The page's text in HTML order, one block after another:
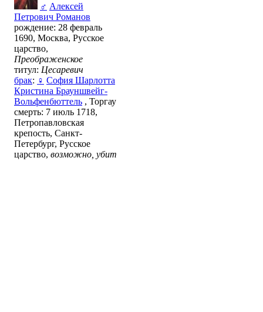
♂ Алексей
Петрович Романов
рождение: 28 февраль
1690, Москва, Русское
царство,
Преображенское
титул: Цесаревич
брак: ♀ София Шарлотта
Кристина Брауншвейг-
Вольфенбюттель , Торгау
смерть: 7 июль 1718,
Петропавловская
крепость, Санкт-
Петербург, Русское
царство, возможно, убит